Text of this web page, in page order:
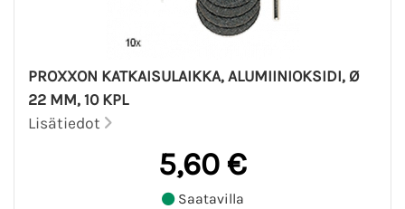
PROXXON KATKAISULAIKKA, ALUMIINIOKSIDI, Ø
22 MM, 10 KPL
Lisätiedot
5,60 €
Saatavilla